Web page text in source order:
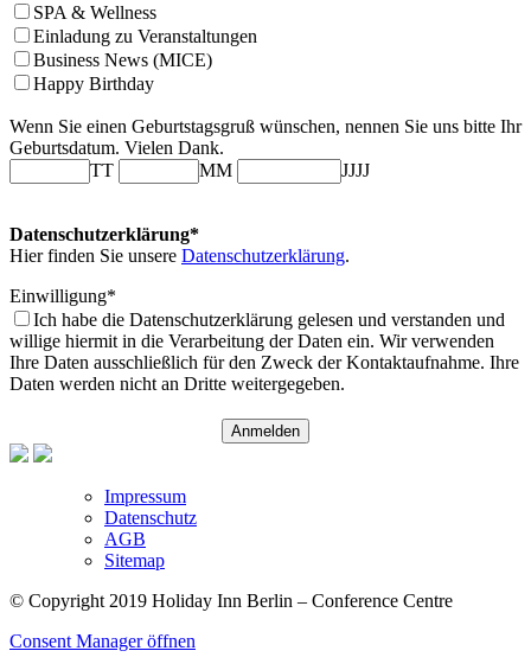
SPA & Wellness
Einladung zu Veranstaltungen
Business News (MICE)
Happy Birthday
Wenn Sie einen Geburtstagsgruß wünschen, nennen Sie uns bitte Ihr
Geburtsdatum. Vielen Dank.
TT
MM JJJJ
Datenschutzerklärung*
Hier finden Sie unsere Datenschutzerklärung.
Einwilligung*
Ich habe die Datenschutzerklärung gelesen und verstanden und
willige hiermit in die Verarbeitung der Daten ein. Wir verwenden
Ihre Daten ausschließlich für den Zweck der Kontaktaufnahme. Ihre
Daten werden nicht an Dritte weitergegeben.
Anmelden
Impressum
Datenschutz
AGB
Sitemap
© Copyright 2019 Holiday Inn Berlin – Conference Centre
Consent Manager öffnen